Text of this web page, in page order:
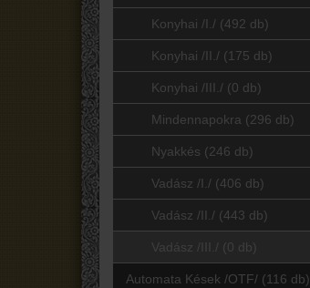
Konyhai /I./ (492 db)
Konyhai /II./ (175 db)
Konyhai /III./ (0 db)
Mindennapokra (296 db)
Nyakkés (246 db)
Vadász /I./ (406 db)
Vadász /II./ (443 db)
Vadász /III./ (0 db)
Automata Kések /OTF/ (116 db)